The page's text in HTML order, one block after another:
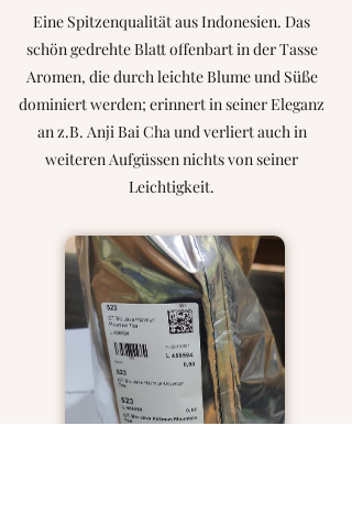
Eine Spitzenqualität aus Indonesien. Das
schön gedrehte Blatt offenbart in der Tasse
Aromen, die durch leichte Blume und Süße
dominiert werden; erinnert in seiner Eleganz
an z.B. Anji Bai Cha und verliert auch in
weiteren Aufgüssen nichts von seiner
Leichtigkeit.